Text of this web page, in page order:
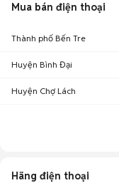
Mua bán điện thoại
Thành phố Bến Tre
Huyện Bình Đại
Huyện Chợ Lách
Hãng điện thoại